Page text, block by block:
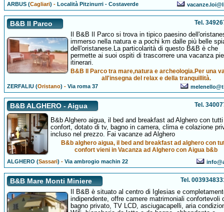
ARBUS (Cagliari) -Località Pitzinurri - Costaverde
B&B Il Parco Tel.
Il B&B Il Parco si trova in tipico paesino
immerso nella natura e a pochi km dalle più belle
dell'oristanese.La particolarità di questo B&B è che
permette ai suoi ospiti di trascorrere una vacanza
itinerari.
B&B Il Parco tra mare,natura e archeologia.Per una
all'insegna del relax e della tranquillità.
ZERFALIU (Oristano) -Via roma 37
B&B ALGHERO - Aigua Tel.
B&b Alghero aigua, il bed and breakfast ad Alghero con
confort, dotato di tv, bagno in camera, clima e colazione
incluso nel prezzo. Fai vacanze ad Alghero
B&b alghero aigua, il bed and breakfast ad alghero con
confort vieni in Vacanza ad Alghero con Aigua b&b
ALGHERO (Sassari) -Via ambrogio machin 22
B&B Mare Monti Miniere Tel.
Il B&B è situato al centro di Iglesias e
indipendente, offre camere matrimoniali confortevoli
bagno privato, TV LCD, asciugacapelli, aria